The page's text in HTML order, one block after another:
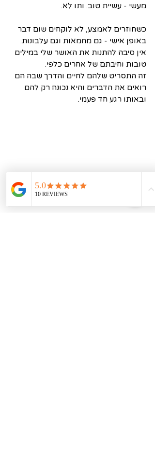
מעשי - עשיית טוב. ותו לא.
כשחוזרים לאמצע, לא לוקחים שום דבר
באופן אישי - גם מחמאות וגם עלבונות.
אין סיבה להתנות את האושר שלי במילים
טובות וחיבתם של אחרים כלפי.
זה התסריט שלהם לחיים והדרך שבה הם
רואים את הדברים והיא נכונה רק להם
ובאותו רגע חד פעמי.